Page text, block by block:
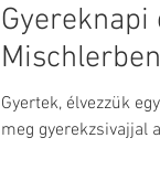
Gyereknapi
Mischlerben
Gyertek, élvezzük
meg gyerekzsivajjal